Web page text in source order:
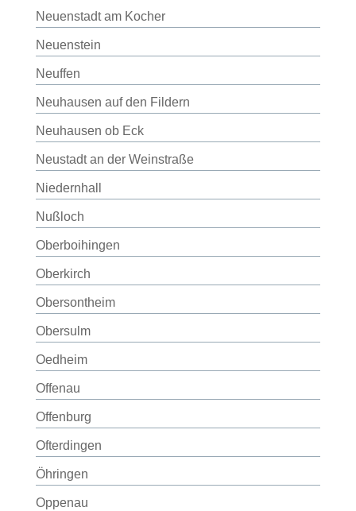
Neuenstadt am Kocher
Neuenstein
Neuffen
Neuhausen auf den Fildern
Neuhausen ob Eck
Neustadt an der Weinstraße
Niedernhall
Nußloch
Oberboihingen
Oberkirch
Obersontheim
Obersulm
Oedheim
Offenau
Offenburg
Ofterdingen
Öhringen
Oppenau